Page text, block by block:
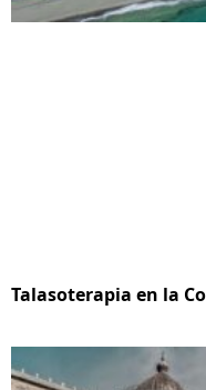
Talasoterapia en la